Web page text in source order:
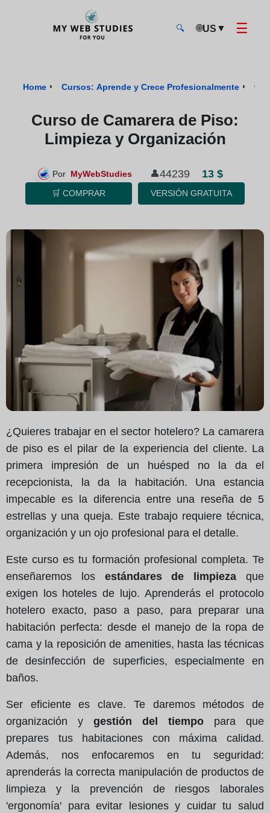
🔍 🌐US ▼ ☰
Home › Cursos: Aprende y Crece Profesionalmente ›
Curso de Camarera de Piso:
Limpieza y Organización
Por MyWebStudies 👤44239 13 $
🛒 COMPRAR VERSIÓN GRATUITA
¿Quieres trabajar en el sector hotelero? La camarera
de piso es el pilar de la experiencia del cliente. La
primera impresión de un huésped no la da el
recepcionista, la da la habitación. Una estancia
impecable es la diferencia entre una reseña de 5
estrellas y una queja. Este trabajo requiere técnica,
organización y un ojo profesional para el detalle.
Este curso es tu formación profesional completa. Te
enseñaremos los estándares de limpieza que
exigen los hoteles de lujo. Aprenderás el protocolo
hotelero exacto, paso a paso, para preparar una
habitación perfecta: desde el manejo de la ropa de
cama y la reposición de amenities, hasta las técnicas
de desinfección de superficies, especialmente en
baños.
Ser eficiente es clave. Te daremos métodos de
organización y gestión del tiempo para que
prepares tus habitaciones con máxima calidad.
Además, nos enfocaremos en tu seguridad:
aprenderás la correcta manipulación de productos de
limpieza y la prevención de riesgos laborales
'ergonomía' para evitar lesiones y cuidar tu salud